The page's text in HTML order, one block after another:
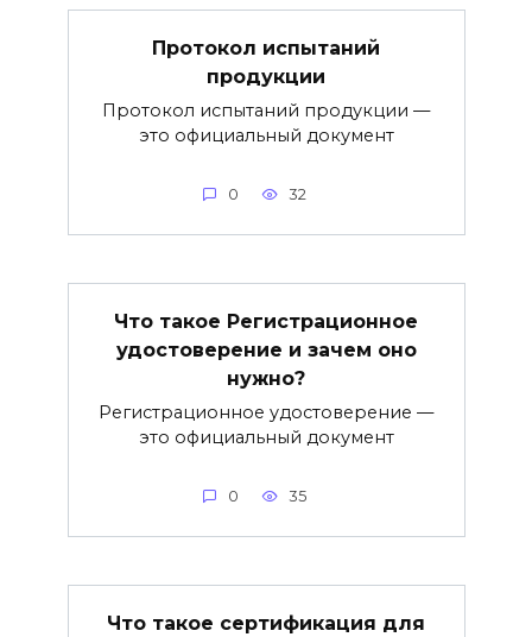
Протокол испытаний
продукции
Протокол испытаний продукции —
это официальный документ
0 32
Что такое Регистрационное
удостоверение и зачем оно
нужно?
Регистрационное удостоверение —
это официальный документ
0 35
Что такое сертификация для